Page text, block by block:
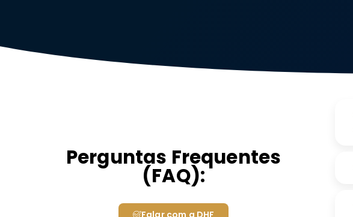
Perguntas Frequentes
(FAQ):
Falar com a DHF